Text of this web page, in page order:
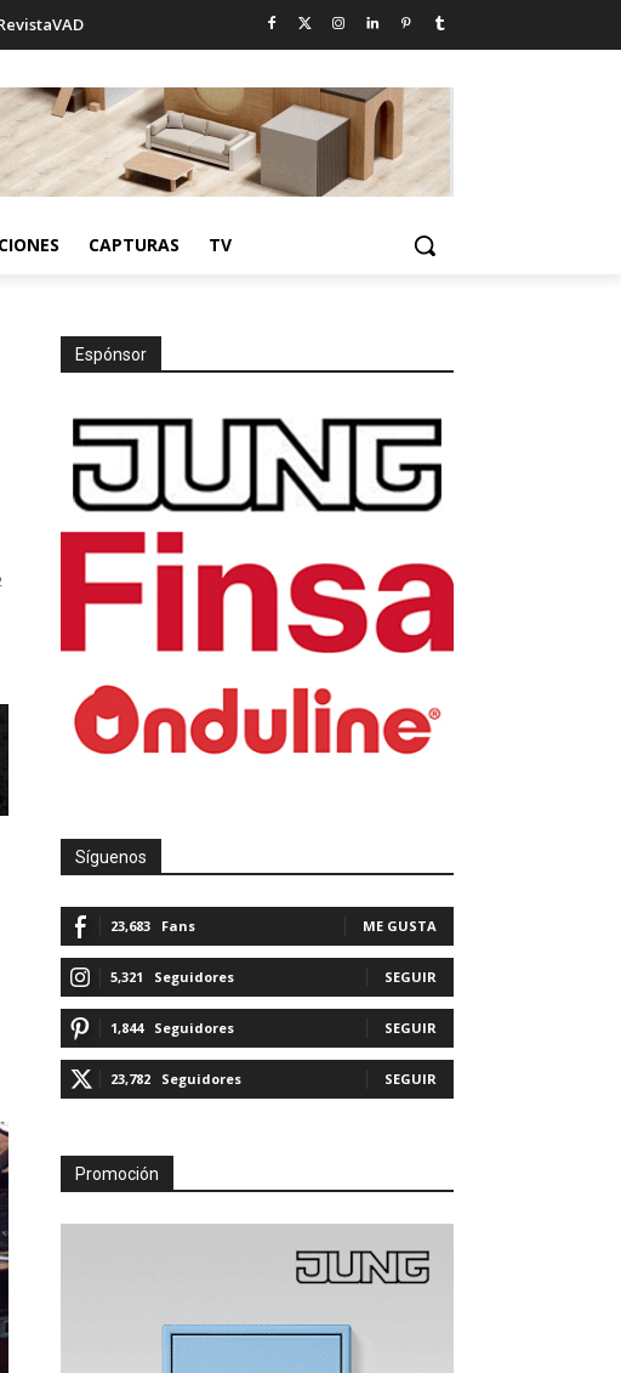
CAPTURAS TV
Espónsor
Síguenos
23,683 Fans ME GUSTA
5,321 Seguidores SEGUIR
1,844 Seguidores SEGUIR
23,782 Seguidores SEGUIR
Promoción